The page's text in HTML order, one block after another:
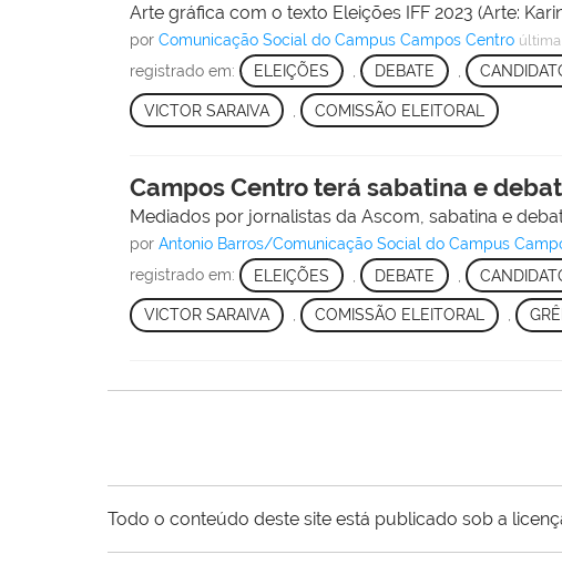
Arte gráfica com o texto Eleições IFF 2023 (Arte:
porComunicação Social do Campus Campos Centro
registrado em: ELEIÇÕES DEBATE
VICTOR SARAIVA COMISSÃO ELEITORAL
Campos Centro terá sabatina e
Mediados por jornalistas da Ascom, sabatina e
porAntonio Barros/Comunicação Social do Campus
registrado em: ELEIÇÕES DEBATE
VICTOR SARAIVA , COMISSÃO ELEITORAL ,
Todo o conteúdo deste site está publicado sob a